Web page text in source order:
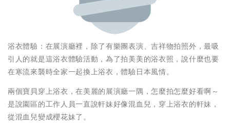
浴衣體驗：在展演廳裡，除了有樂團表演、吉祥物拍照外，最吸
引人的就是這浴衣體驗活動，為了拍美美的浴衣照，說什麼也要
在寒流來襲時全家一起換上浴衣，體驗日本風情。
兩個寶貝穿上浴衣，在美麗的展演廳一隅，怎麼拍怎麼好看啊～
是說園區的工作人員一直說軒妹好像混血兒，穿上浴衣的軒妹，
從混血兒變成櫻花妹了。